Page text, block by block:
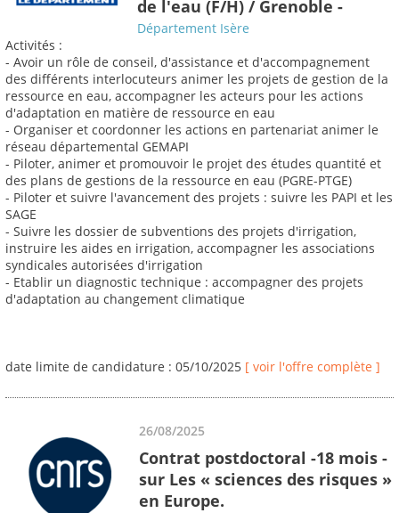
de l'eau (F/H) / Grenoble -
Département Isère
Activités :
- Avoir un rôle de conseil, d'assistance et d'accompagnement
des différents interlocuteurs animer les projets de gestion de la
ressource en eau, accompagner les acteurs pour les actions
d'adaptation en matière de ressource en eau
- Organiser et coordonner les actions en partenariat animer le
réseau départemental GEMAPI
- Piloter, animer et promouvoir le projet des études quantité et
des plans de gestions de la ressource en eau (PGRE-PTGE)
- Piloter et suivre l'avancement des projets : suivre les PAPI et les
SAGE
- Suivre les dossier de subventions des projets d'irrigation,
instruire les aides en irrigation, accompagner les associations
syndicales autorisées d'irrigation
- Etablir un diagnostic technique : accompagner des projets
d'adaptation au changement climatique
date limite de candidature : 05/10/2025 [ voir l'offre complète ]
26/08/2025
Contrat postdoctoral -18 mois -
sur Les « sciences des risques »
en Europe.